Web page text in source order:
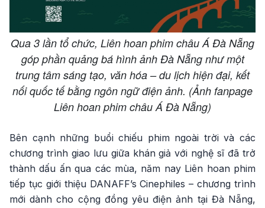
Qua 3 lần tổ chức, Liên hoan phim châu Á Đà Nẵng
góp phần quảng bá hình ảnh Đà Nẵng như một
trung tâm sáng tạo, văn hóa – du lịch hiện đại, kết
nối quốc tế bằng ngôn ngữ điện ảnh. (Ảnh fanpage
Liên hoan phim châu Á Đà Nẵng)
Bên cạnh những buổi chiếu phim ngoài trời và các
chương trình giao lưu giữa khán giả với nghệ sĩ đã trở
thành dấu ấn qua các mùa, năm nay Liên hoan phim
tiếp tục giới thiệu DANAFF’s Cinephiles – chương trình
mới dành cho cộng đồng yêu điện ảnh tại Đà Nẵng,